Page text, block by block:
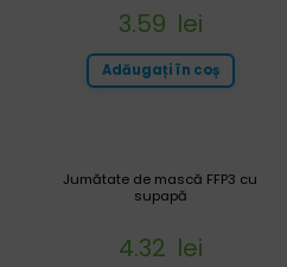
3.59 lei
Adăugați în coș
Jumătate de mască FFP3 cu
supapă
4.32 lei